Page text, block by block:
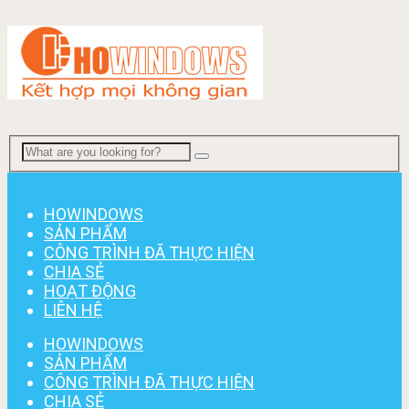
HOWINDOWS
SẢN PHẨM
CÔNG TRÌNH ĐÃ THỰC HIỆN
CHIA SẺ
HOẠT ĐỘNG
LIÊN HỆ
HOWINDOWS
SẢN PHẨM
CÔNG TRÌNH ĐÃ THỰC HIỆN
CHIA SẺ